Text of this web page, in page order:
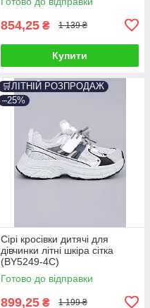
854,25 ₴ 1 139 ₴
Купити
🛒ЛІТНІЙ РОЗПРОДАЖ
–25%
Сірі кросівки дитячі для
дівчинки літні шкіра сітка
(BY5249-4C)
Готово до відправки
899,25 ₴ 1 199 ₴